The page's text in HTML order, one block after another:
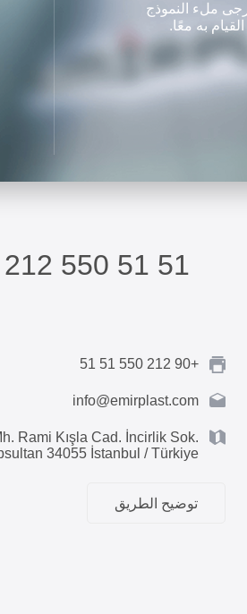
ملء النموذج
به معًا.
550 51 51
+90 212 550 51 51
info@emirplast.com
Rami Kışla Cad. İncirlik Sok.
34055 İstanbul / Türkiye
توضيح الطريق